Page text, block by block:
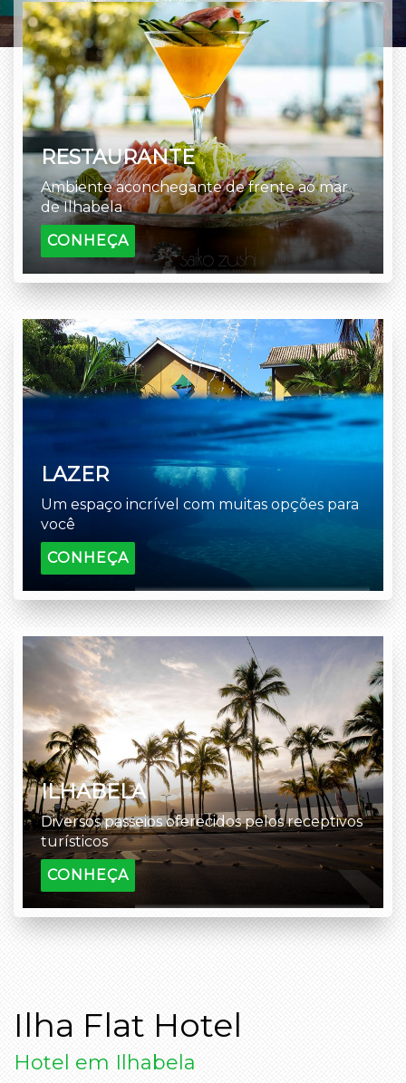
RESTAURANTE
Ambiente aconchegante de frente ao mar
de Ilhabela
CONHEÇA
LAZER
Um espaço incrível com muitas opções para
você
CONHEÇA
ILHABELA
Diversos passeios oferecidos pelos receptivos
turísticos
CONHEÇA
Ilha Flat Hotel
Hotel em Ilhabela